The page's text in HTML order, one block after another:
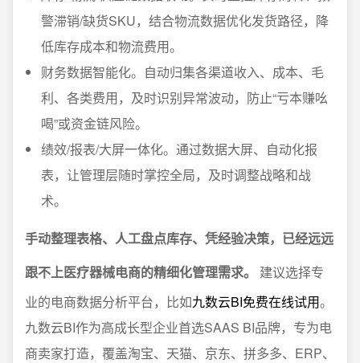
警滞销/缺货SKU，结合物流数据优化发货路径，降
低库存成本和物流费用。
财务数据智能化。自动归集各渠道收入、成本、毛
利、各类费用，及时识别异常波动，防止“亏本赚吆
喝”或资金链风险。
绩效/报表/大屏一体化。通过数据大屏、自动化报
表，让管理层随时掌控全局，及时调整战略和战
术。
手动整理表格、人工盘点库存、凭经验决策，已经远远
跟不上医疗器械电商的精细化管理需求。
建议选择专
业的电商数据分析平台，比如九数云BI免费在线试用。
九数云BI作为高成长型企业首选SAAS BI品牌，专为电
商卖家打造，覆盖淘宝、天猫、京东、拼多多、ERP、